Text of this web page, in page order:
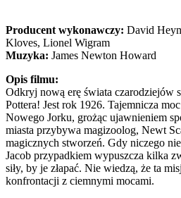
Producent wykonawczy: David
Kloves, Lionel Wigram
Muzyka: James Newton Howard
Opis filmu:
Odkryj nową erę świata czarodziejów
Pottera! Jest rok 1926. Tajemnicza
Nowego Jorku, grożąc ujawnieniem
miasta przybywa magizoolog, Newt
magicznych stworzeń. Gdy niczego
Jacob przypadkiem wypuszcza kilka
siły, by je złapać. Nie wiedzą, że ta
konfrontacji z ciemnymi mocami.